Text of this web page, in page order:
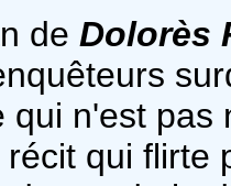
de Dolorès
qui n'est
qui flirte